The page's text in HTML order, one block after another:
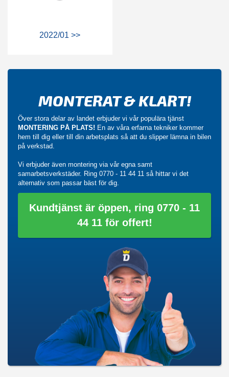
2022/01 >>
MONTERAT & KLART!
Över stora delar av landet erbjuder vi vår populära tjänst
MONTERING PÅ PLATS! En av våra erfarna tekniker kommer
hem till dig eller till din arbetsplats så att du slipper lämna in bilen
på verkstad.
Vi erbjuder även montering via vår egna samt
samarbetsverkstäder. Ring 0770 - 11 44 11 så hittar vi det
alternativ som passar bäst för dig.
Kundtjänst är öppen, ring 0770 - 11
44 11 för offert!